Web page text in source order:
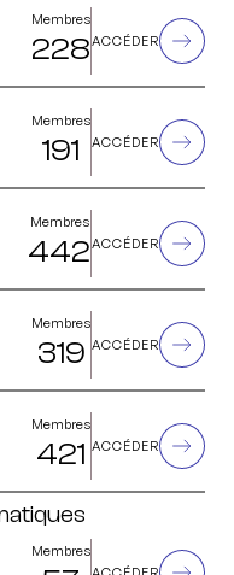
Membres
228ACCÉDER
Membres
191 ACCÉDER
Membres
442ACCÉDER
Membres
319 ACCÉDER
Membres
421 ACCÉDER
Membres